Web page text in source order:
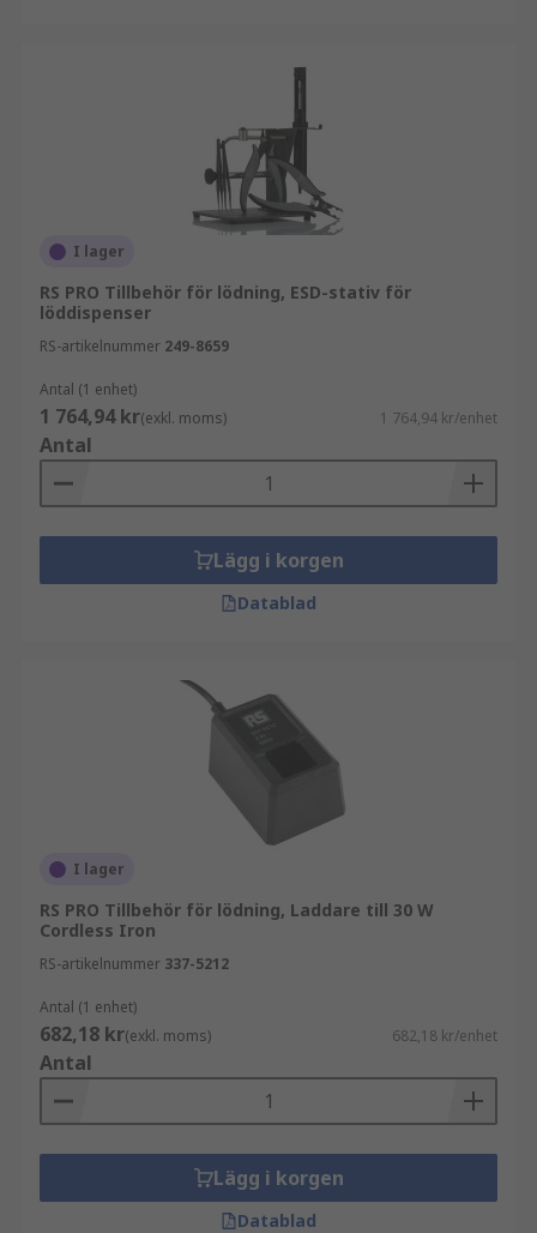
I lager
RS PRO Tillbehör för lödning, ESD-stativ för
löddispenser
RS-artikelnummer 249-8659
Antal (1 enhet)
1 764,94 kr(exkl. moms) 1 764,94 kr/enhet
Antal
Lägg i korgen
Datablad
I lager
RS PRO Tillbehör för lödning, Laddare till 30 W
Cordless Iron
RS-artikelnummer 337-5212
Antal (1 enhet)
682,18 kr(exkl. moms) 682,18 kr/enhet
Antal
Lägg i korgen
Datablad